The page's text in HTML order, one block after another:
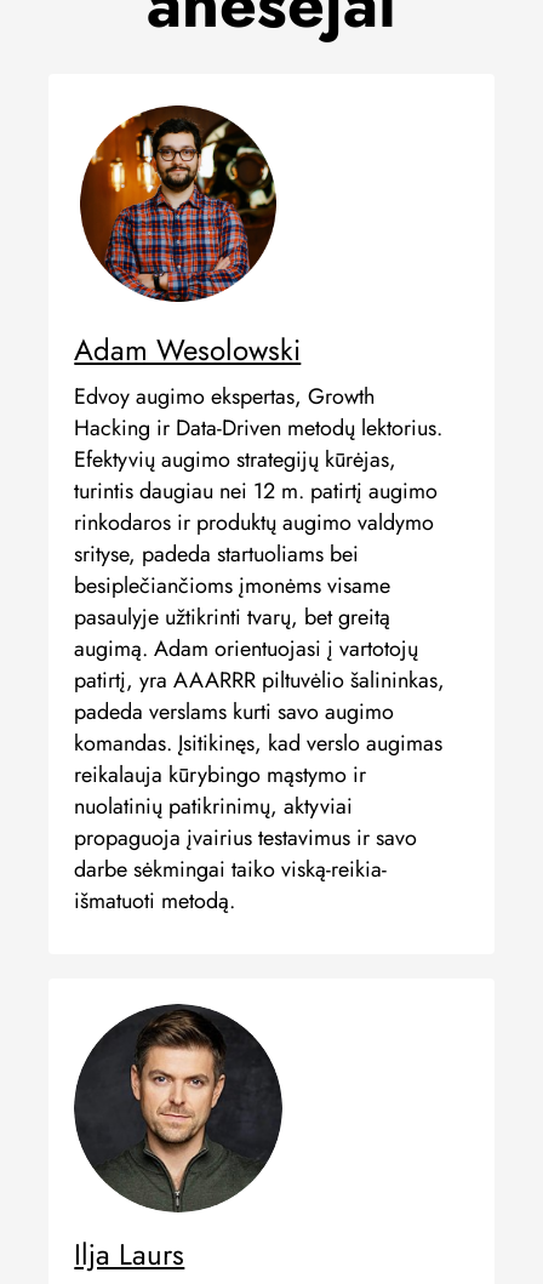
Adam Wesolowski
Edvoy augimo ekspertas, Growth
Hacking ir Data-Driven metodų lektorius.
Efektyvių augimo strategijų kūrėjas,
turintis daugiau nei 12 m. patirtį augimo
rinkodaros ir produktų augimo valdymo
srityse, padeda startuoliams bei
besiplečiančioms įmonėms visame
pasaulyje užtikrinti tvarų, bet greitą
augimą.Adam orientuojasi į vartotojų
patirtį, yra AAARRR piltuvėlio šalininkas,
padeda verslams kurti savo augimo
komandas. Įsitikinęs, kad verslo augimas
reikalauja kūrybingo mąstymo ir
nuolatinių patikrinimų, aktyviai
propaguoja įvairius testavimus ir savo
darbe sėkmingai taiko viską-reikia-
išmatuoti metodą.
Ilja Laurs